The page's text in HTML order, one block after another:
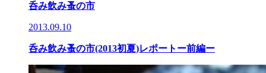
呑み飲み蚤の市
2013.09.10
呑み飲み蚤の市(2013初夏)レポートー前編ー